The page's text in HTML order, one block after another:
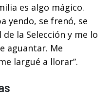
es algo mágico.
yendo, se frenó, se
la Selección y me lo
aguantar. Me
largué a llorar”.